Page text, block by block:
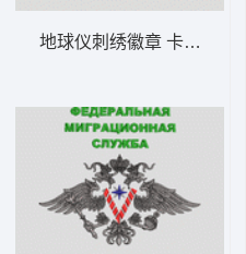
复古汽车行驶在乡间小路 卡通童装章标贴布 地球仪刺绣徽章 卡